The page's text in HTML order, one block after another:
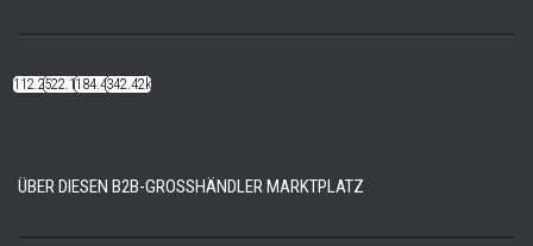
112.22k522.14k184.48k342.42k
ÜBER DIESEN B2B-GROSSHÄNDLER MARKTPLATZ